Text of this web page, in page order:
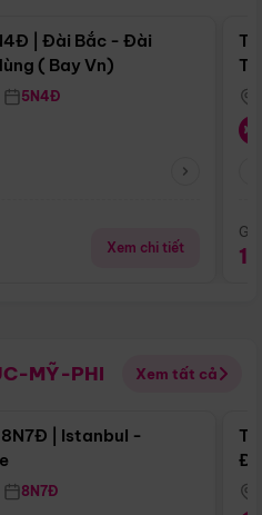
| Đài Bắc - Đài
( Bay Vn)
5N4Đ
Xem chi tiết
MỸ-PHI Xem tất cả
Điểm nổi bật
8N7Đ | Istanbul -
8N7Đ